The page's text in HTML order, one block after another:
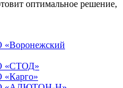
оптимальное решение,